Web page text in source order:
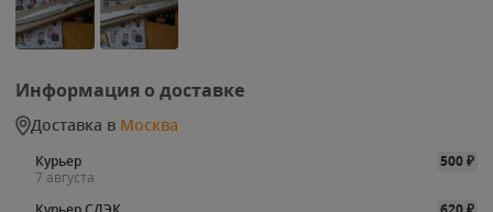
Информация о доставке
Доставка в Москва
Курьер 500₽
7 августа